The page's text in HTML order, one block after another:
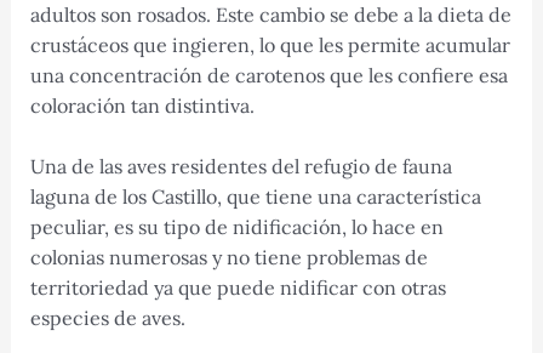
adultos son rosados. Este cambio se debe a la dieta de
crustáceos que ingieren, lo que les permite acumular
una concentración de carotenos que les confiere esa
coloración tan distintiva.
Una de las aves residentes del refugio de fauna
laguna de los Castillo, que tiene una característica
peculiar, es su tipo de nidificación, lo hace en
colonias numerosas y no tiene problemas de
territoriedad ya que puede nidificar con otras
especies de aves.